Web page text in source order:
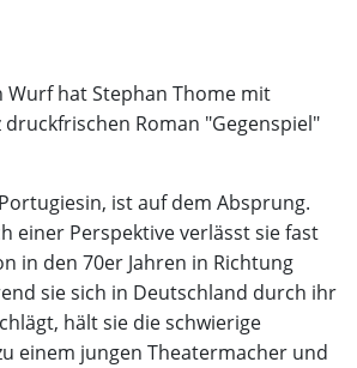
Wurf hat Stephan Thome mit
Roman "Gegenspiel"
ist auf dem Absprung.
einer Perspektive verlässt sie fast
in den 70er Jahren in Richtung
sie sich in Deutschland durch ihr
hält sie die schwierige
einem jungen Theatermacher und